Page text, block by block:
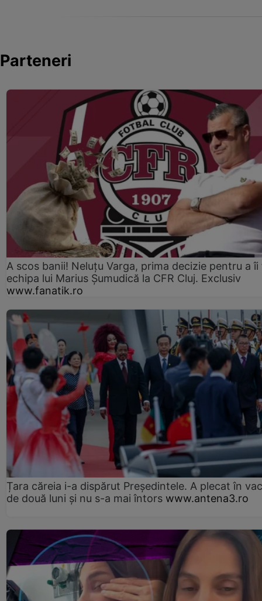
Parteneri
A scos banii! Neluțu Varga, prima decizie pentru a îi
echipa lui Marius Șumudică la CFR Cluj. Exclusiv
www.fanatik.ro
Țara căreia i-a dispărut Președintele. A plecat în
de două luni și nu s-a mai întors www.antena3.ro